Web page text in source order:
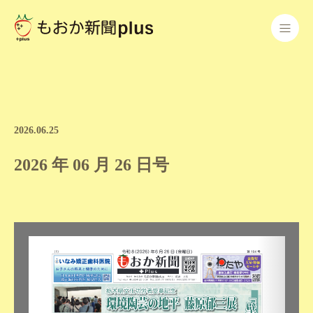
2026.06.25
2026 年 06 月 26 日号